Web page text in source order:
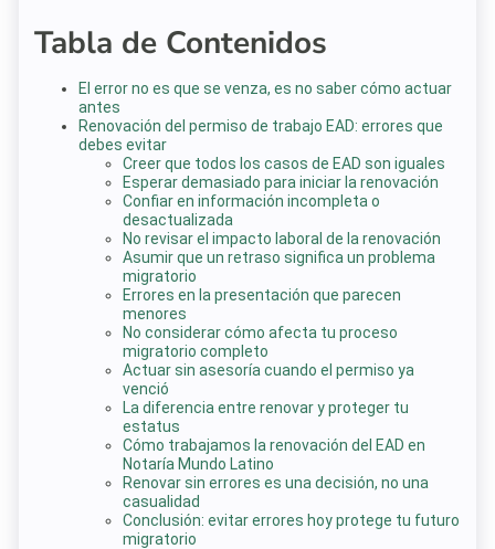
Tabla de Contenidos
El error no es que se venza, es no saber cómo actuar
antes
Renovación del permiso de trabajo EAD: errores que
debes evitar
Creer que todos los casos de EAD son iguales
Esperar demasiado para iniciar la renovación
Confiar en información incompleta o
desactualizada
No revisar el impacto laboral de la renovación
Asumir que un retraso significa un problema
migratorio
Errores en la presentación que parecen
menores
No considerar cómo afecta tu proceso
migratorio completo
Actuar sin asesoría cuando el permiso ya
venció
La diferencia entre renovar y proteger tu
estatus
Cómo trabajamos la renovación del EAD en
Notaría Mundo Latino
Renovar sin errores es una decisión, no una
casualidad
Conclusión: evitar errores hoy protege tu futuro
migratorio